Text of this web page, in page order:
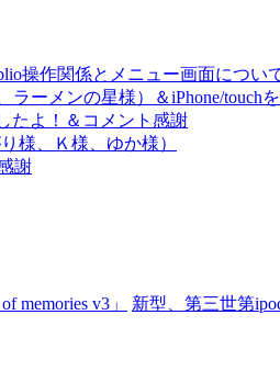
操作関係とメニュー画面につい
ーメンの星様）＆iPhone/touch
たよ！＆コメント感謝
様、Ｋ様、ゆか様）
謝
memories v3」 新型、第三世第